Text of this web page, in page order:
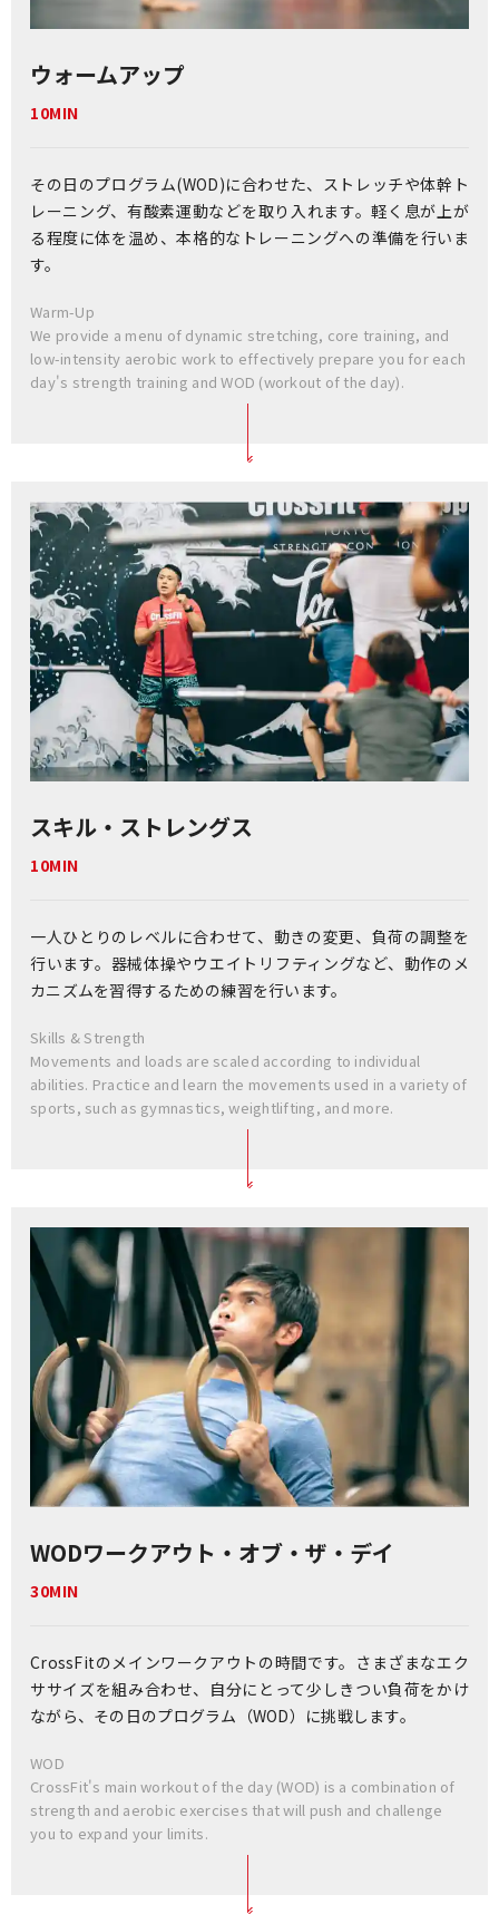
ウォームアップ
10MIN
その日のプログラム(WOD)に合わせた、ストレッチや体幹ト
レーニング、有酸素運動などを取り入れます。軽く息が上が
る程度に体を温め、本格的なトレーニングへの準備を行いま
す。
Warm-Up
We provide a menu of dynamic stretching, core training, and
low-intensity aerobic work to effectively prepare you for each
day's strength training and WOD (workout of the day).
スキル・ ストレングス
10MIN
一人ひとりのレベルに合わせて、動きの変更、負荷の調整を
行います。器械体操やウエイトリフティングなど、動作のメ
カニズムを習得するための練習を行います。
Skills & Strength
Movements and loads are scaled according to individual
abilities. Practice and learn the movements used in a variety of
sports, such as gymnastics, weightlifting, and more.
WODワークアウト・オブ・ザ・デイ
30MIN
CrossFitのメインワークアウトの時間です。さまざまなエク
ササイズを組み合わせ、自分にとって少しきつい負荷をかけ
ながら、その日のプログラム（WOD）に挑戦します。
WOD
CrossFit's main workout of the day (WOD) is a combination of
strength and aerobic exercises that will push and challenge
you to expand your limits.